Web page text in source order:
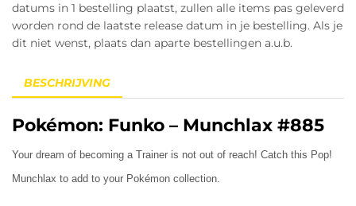
datums in 1 bestelling plaatst, zullen alle items pas geleverd
worden rond de laatste release datum in je bestelling. Als je
dit niet wenst, plaats dan aparte bestellingen a.u.b.
BESCHRIJVING
Pokémon: Funko – Munchlax #885
Your dream of becoming a Trainer is not out of reach! Catch this Pop!
Munchlax to add to your Pokémon collection.